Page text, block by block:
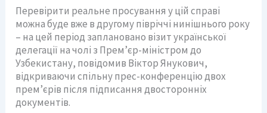
Перевірити реальне просування у цій справі
можна буде вже в другому півріччі нинішнього року
– на цей період заплановано візит української
делегації на чолі з Прем’єр-міністром до
Узбекистану, повідомив Віктор Янукович,
відкриваючи спільну прес-конференцію двох
прем’єрів після підписання двосторонніх
документів.